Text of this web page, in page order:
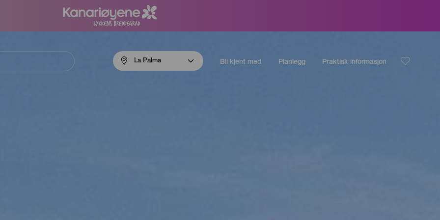
navigation
La Palma Bli kjent med Planlegg Praktisk informasjon